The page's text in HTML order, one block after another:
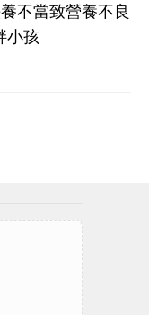
不當致營養不良
小孩